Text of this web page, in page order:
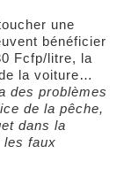
une
bénéficier
Fcfp/litre, la
la voiture…
des problèmes
de la pêche,
dans la
les faux